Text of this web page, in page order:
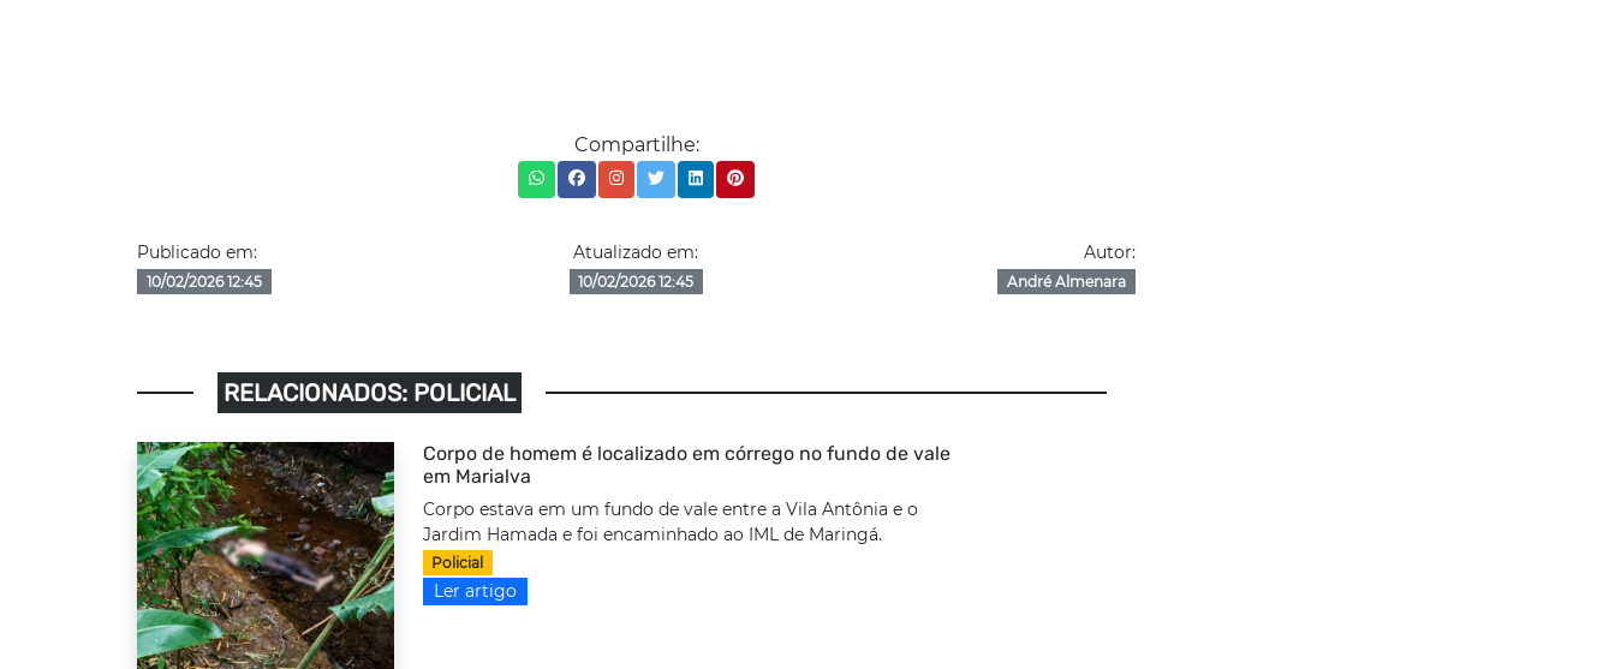
Compartilhe:
Publicado em:
10/02/2026 12:45
Atualizado em:
10/02/2026 12:45
Autor:
André Almenara
RELACIONADOS: POLICIAL
Corpo de homem é localizado em córrego no fundo de vale
em Marialva
Corpo estava em um fundo de vale entre a Vila Antônia e o
Jardim Hamada e foi encaminhado ao IML de Maringá.
Policial
Ler artigo